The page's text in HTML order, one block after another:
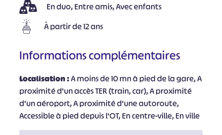
En duo, Entre amis, Avec enfants
À partir de 12 ans
Informations complémentaires
Localisation :A moins de 10 mn à pied de la gare, A
proximité d'un accès TER (train, car), A proximité
d'un aéroport, A proximité d'une autoroute,
Accessible à pied depuis l'OT, En centre-ville, En ville